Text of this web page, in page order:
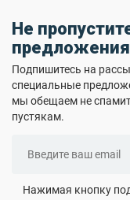
Не
Подпишитесь на
специальные
мы обещаем не
пустякам.
Нажимая кнопку